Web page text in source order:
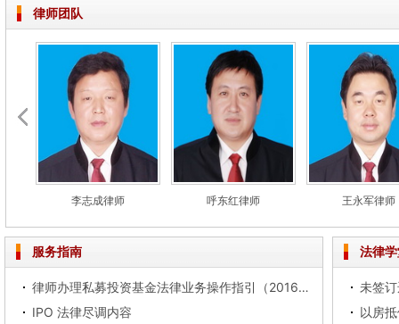
律师团队
李志成律师 呼东红律师 王永军律师
服务指南
律师办理私募投资基金法律业务操作指引（2016试行）
IPO 法律尽调内容
法律
未签